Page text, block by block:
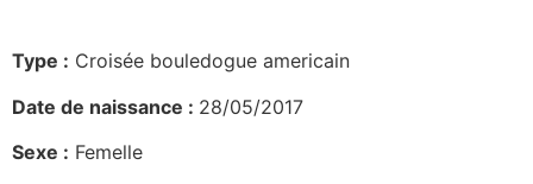
Type : Croisée bouledogue americain
Date de naissance : 28/05/2017
Sexe : Femelle